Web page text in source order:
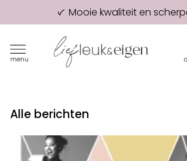
Mooie kwaliteit en
98% van onze klanten
Eerste proefdruk
menu
Alle berichten